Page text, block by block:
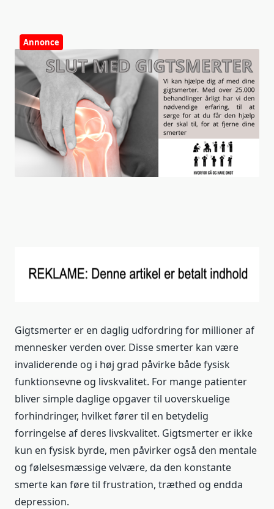
Annonce
Gigtsmerter er en daglig udfordring for millioner af
mennesker verden over. Disse smerter kan være
invaliderende og i høj grad påvirke både fysisk
funktionsevne og livskvalitet. For mange patienter
bliver simple daglige opgaver til uoverskuelige
forhindringer, hvilket fører til en betydelig
forringelse af deres livskvalitet. Gigtsmerter er ikke
kun en fysisk byrde, men påvirker også den mentale
og følelsesmæssige velvære, da den konstante
smerte kan føre til frustration, træthed og endda
depression.